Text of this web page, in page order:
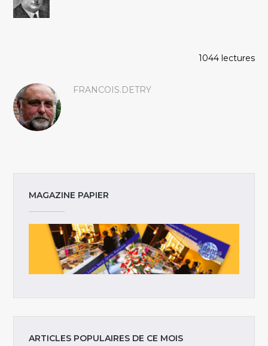
1044 lectures
FRANCOIS.DETRY
MAGAZINE PAPIER
ARTICLES POPULAIRES DE CE MOIS